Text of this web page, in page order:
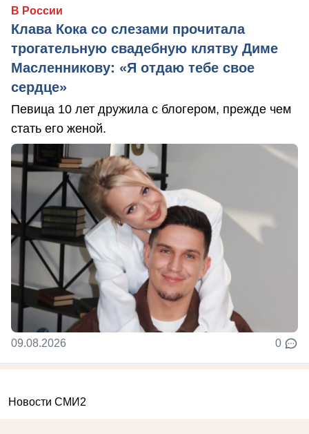
В России
Клава Кока со слезами прочитала
трогательную свадебную клятву Диме
Масленникову: «Я отдаю тебе свое
сердце»
Певица 10 лет дружила с блогером, прежде чем
стать его женой.
09.08.2026 0
Новости СМИ2